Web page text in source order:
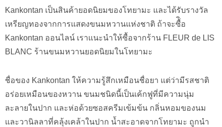
Kankontan เป็นสินค้ายอดนิยมของโทยามะ และได้รับรางวัล
เหรียญทองจากการแสดงขนมหวานแห่งชาติ ถ้าจะซื้ิอ
Kankontan ออนไลน์ เราแนะนำให้ซื้อจากร้าน FLEUR de LIS
BLANC ร้านขนมหวานยอดนิยมในโทยามะ
ชื่อของ Kankontan ให้ความรู้สึกเหมือนชื่อยา แต่ว่ามีรสชาติ
อร่อยเหมือนของหวาน ขนมชนิดนี้เป็นเค้กฟูที่มีความนุ่ม
ละลายในปาก และห่อด้วยซอสครีมเข้มข้น กลิ่นหอมของนม
และวานิลลาที่คลุ้งเคล้าในปาก น้ำสะอาดจากโทยามะ ถูกนำ